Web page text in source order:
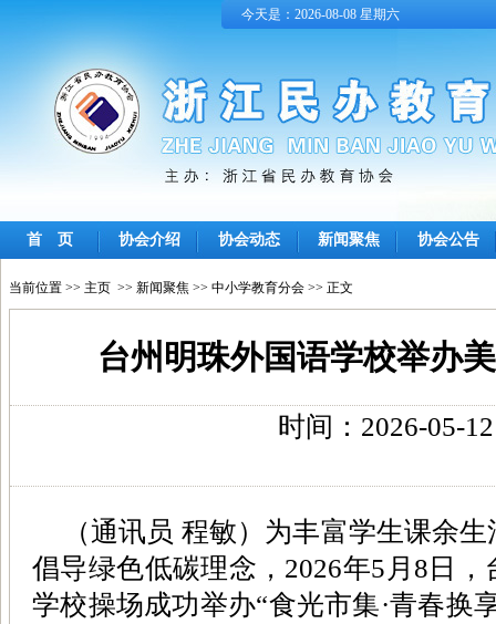
今天是：2026-08-08 星期六
首 页 协会介绍 协会动态 新闻聚焦 协会公告
当前位置 >> 主页 >> 新闻聚焦 >> 中小学教育分会 >> 正文
台州明珠外国语学校举办
时间：2026-05-
（通讯员 程敏）为丰富学生课余
倡导绿色低碳理念，2026年5月8日
学校操场成功举办“食光市集·青春换